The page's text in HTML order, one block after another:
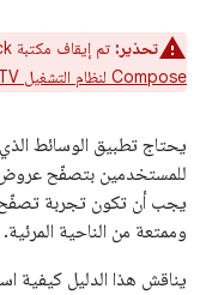
تحذير: تم إيقاف مكتبة Leanback. يُرجى استخدام
Compose لنظام التشغيل Android TV
يحتاج تطبيق الوسائط
للمستخدمين بتصفّح عروض
يجب أن تكون تجربة تصفّح
وممتعة من الناحية المرئية.
يناقش هذا الدليل كيفية